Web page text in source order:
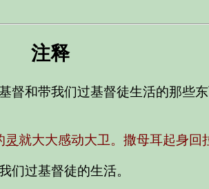
注释
和带我们过基督徒生活的那些
灵就大大感动大卫。撒母耳起身回
们过基督徒的生活。